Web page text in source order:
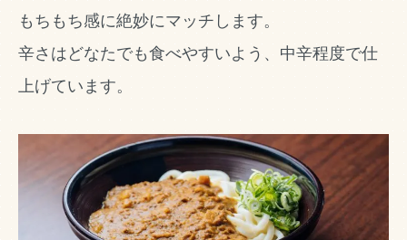
もちもち感に絶妙にマッチします。
辛さはどなたでも食べやすいよう、中辛程度で仕
上げています。